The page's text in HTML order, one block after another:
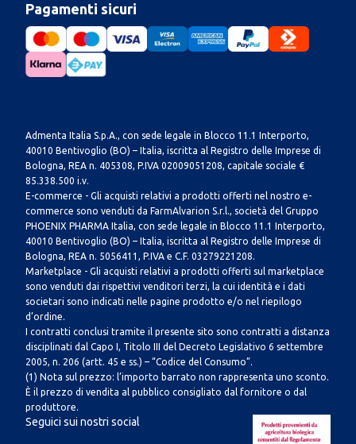
Pagamenti sicuri
Admenta Italia S.p.A., con sede legale in Blocco 11.1 Interporto,
40010 Bentivoglio (BO) – Italia, iscritta al Registro delle Imprese di
Bologna, REA n. 405308, P.IVA 02009051208, capitale sociale €
85.338.500 i.v.
E-commerce - Gli acquisti relativi a prodotti offerti nel nostro e-
commerce sono venduti da FarmAlvarion S.r.l., società del Gruppo
PHOENIX PHARMA Italia, con sede legale in Blocco 11.1 Interporto,
40010 Bentivoglio (BO) – Italia, iscritta al Registro delle Imprese di
Bologna, REA n. 5056411, P.IVA e C.F. 03279221208.
Marketplace - Gli acquisti relativi a prodotti offerti sul marketplace
sono venduti dai rispettivi venditori terzi, la cui identità e i dati
societari sono indicati nelle pagine prodotto e/o nel riepilogo
d’ordine.
I contratti conclusi tramite il presente sito sono contratti a distanza
disciplinati dal Capo I, Titolo III del Decreto Legislativo 6 settembre
2005, n. 206 (artt. 45 e ss.) – “Codice del Consumo”.
(1) Nota sul prezzo: l’importo barrato non rappresenta uno sconto.
È il prezzo di vendita al pubblico consigliato dal fornitore o dal
produttore.
Seguici sui nostri social